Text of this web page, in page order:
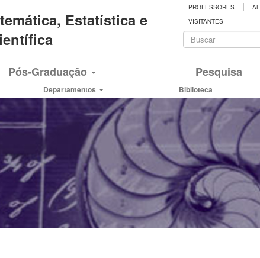
Estatística e
PROFESSORES |
VISITANTES
busca
Pós-Graduação Pesquisa
Departamentos Biblioteca